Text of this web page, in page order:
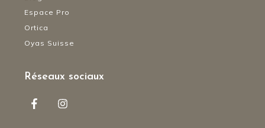
Espace Pro
Ortica
Oyas Suisse
Réseaux sociaux